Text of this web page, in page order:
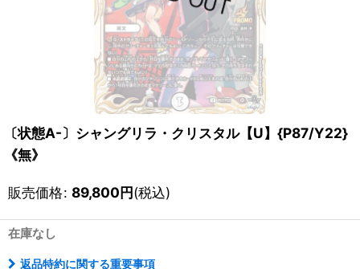
〔状態A-〕シャングリラ・クリスタル【U】{P87/Y22}
《無》
販売価格: 89,800円(税込)
在庫なし
返品特約に関する重要事項